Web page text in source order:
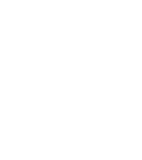
potansiyel